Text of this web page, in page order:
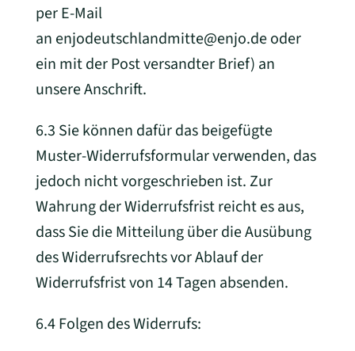
per E-Mail
an enjodeutschlandmitte@enjo.de oder
ein mit der Post versandter Brief) an
unsere Anschrift.
6.3 Sie können dafür das beigefügte
Muster-Widerrufsformular verwenden, das
jedoch nicht vorgeschrieben ist. Zur
Wahrung der Widerrufsfrist reicht es aus,
dass Sie die Mitteilung über die Ausübung
des Widerrufsrechts vor Ablauf der
Widerrufsfrist von 14 Tagen absenden.
6.4 Folgen des Widerrufs: